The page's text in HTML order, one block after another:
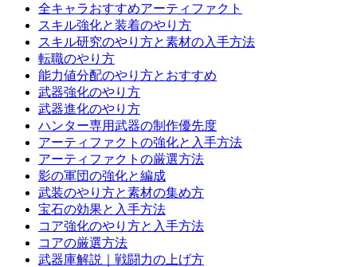
全キャラおすすめアーティファクト
スキル強化と装着のやり方
スキル研究のやり方と素材の入手方法
転職のやり方
能力値分配のやり方とおすすめ
武器強化のやり方
武器進化のやり方
ハンター専用武器の制作優先度
アーティファクトの強化と入手方法
アーティファクトの厳選方法
影の軍団の強化と編成
武装のやり方と素材の集め方
宝石の効果と入手方法
コア強化のやり方と入手方法
コアの厳選方法
武器庫解説｜戦闘力の上げ方